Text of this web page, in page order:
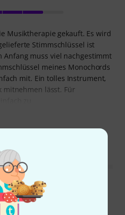
Musiktherapie gekauft. Es wird
Stimmschlüssel ist
Anfang muss viel nachgestimmt
meines Monochords
mit. Ein tolles Instrument,
mitnehmen lässt. Für
30.04.2026